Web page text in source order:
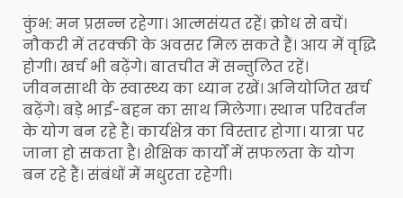
कुंभ: मन प्रसन्न रहेगा। आत्मसंयत रहें। क्रोध से बचें।
नौकरी में तरक्की के अवसर मिल सकते हैं। आय में वृद्धि
होगी। खर्च भी बढ़ेंगे। बातचीत में सन्तुलित रहें।
जीवनसाथी के स्वास्थ्य का ध्यान रखें। अनियोजित खर्च
बढ़ेंगे। बड़े भाई-बहन का साथ मिलेगा। स्थान परिवर्तन
के योग बन रहे हैं। कार्यक्षेत्र का विस्तार होगा। यात्रा पर
जाना हो सकता है। शैक्षिक कार्यों में सफलता के योग
बन रहे हैं। संबंधों में मधुरता रहेगी।